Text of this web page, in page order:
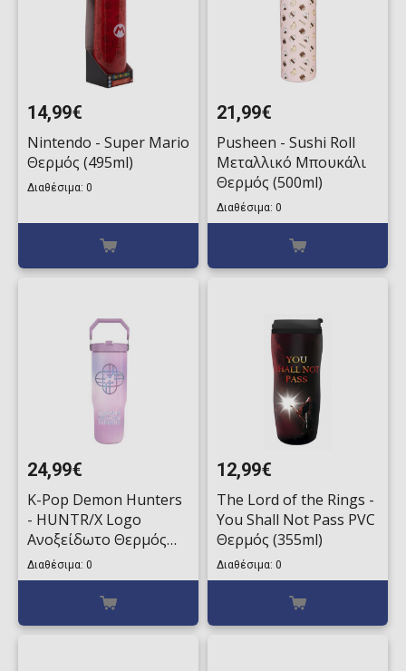
14,99€
Nintendo - Super Mario
Θερμός (495ml)
Διαθέσιμα: 0
21,99€
Pusheen - Sushi Roll
Μεταλλικό Μπουκάλι
Θερμός (500ml)
Διαθέσιμα: 0
24,99€
K-Pop Demon Hunters
- HUNTR/X Logo
Ανοξείδωτο Θερμός
(850ml)
Διαθέσιμα: 0
12,99€
The Lord of the Rings -
You Shall Not Pass PVC
Θερμός (355ml)
Διαθέσιμα: 0